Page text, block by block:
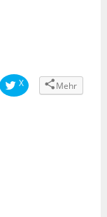
X Mehr